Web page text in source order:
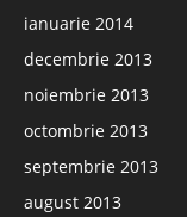
ianuarie 2014
decembrie 2013
noiembrie 2013
octombrie 2013
septembrie 2013
august 2013